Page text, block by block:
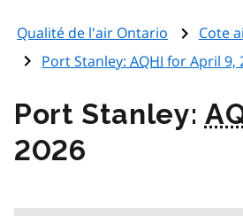
Qualité de l'air Ontario Cote
Port Stanley:AQHI for April 9,
Port Stanley:
2026